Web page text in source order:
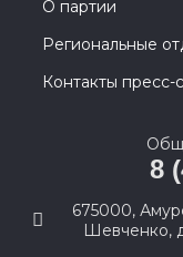
О партии
Региональные
Контакты пресс-
8
675000,
Шевченко,